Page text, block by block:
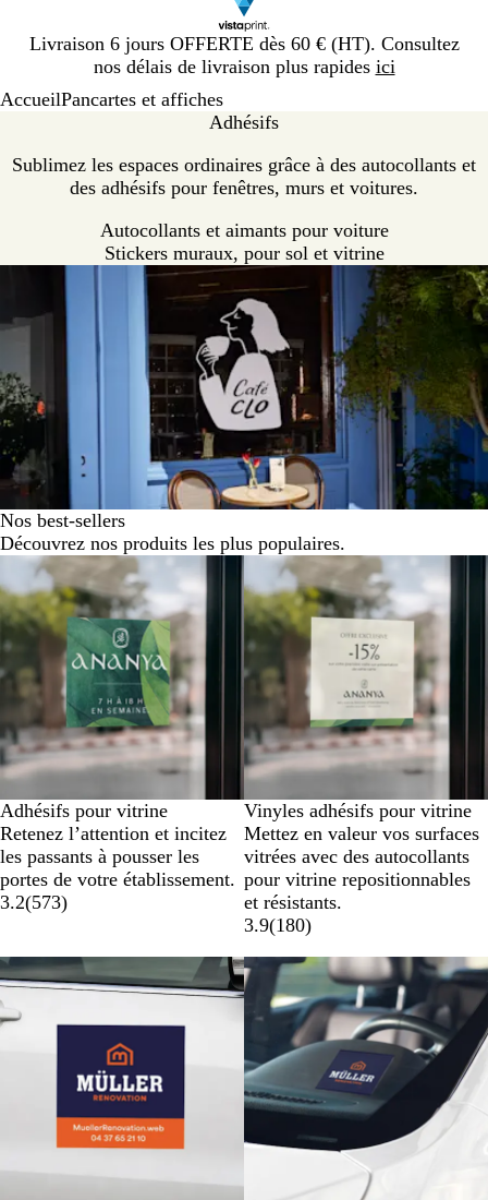
Livraison 6 jours OFFERTE dès 60 € (HT). Consultez
nos délais de livraison plus rapides ici
Diapositive
1
AccueilPancartes et affiches
Adhésifs
Sublimez les espaces ordinaires grâce à des autocollants et
des adhésifs pour fenêtres, murs et voitures.
Autocollants et aimants pour voiture
Stickers muraux, pour sol et vitrine
Nos best-sellers
Découvrez nos produits les plus populaires.
Nouvelles options
Adhésifs pour vitrine
Retenez l’attention et incitez
les passants à pousser les
portes de votre établissement.
3.2(573)
Nouvelles options
Vinyles adhésifs pour vitrine
Mettez en valeur vos surfaces
vitrées avec des autocollants
pour vitrine repositionnables
et résistants.
3.9(180)
Nouvelles options
Nouvelles options